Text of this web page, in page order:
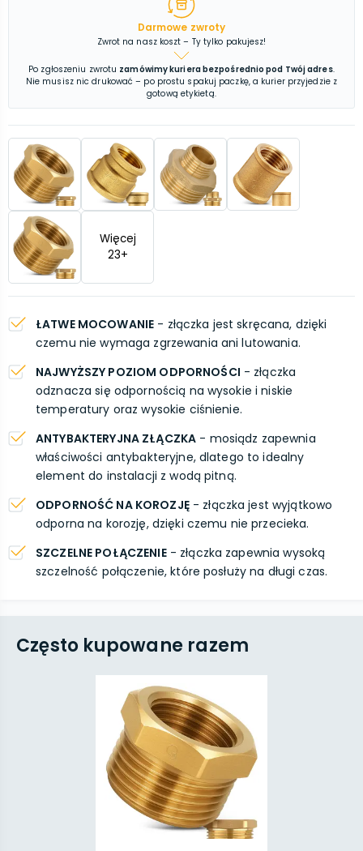
Darmowe zwroty
Zwrot na nasz koszt – Ty tylko pakujesz!
Po zgłoszeniu zwrotu zamówimy kuriera bezpośrednio pod Twój adres.
Nie musisz nic drukować – po prostu spakuj paczkę, a kurier przyjedzie z
gotową etykietą.
Więcej
23+
ŁATWE MOCOWANIE - złączka jest skręcana, dzięki
czemu nie wymaga zgrzewania ani lutowania.
NAJWYŻSZY POZIOM ODPORNOŚCI - złączka
odznacza się odpornością na wysokie i niskie
temperatury oraz wysokie ciśnienie.
ANTYBAKTERYJNA ZŁĄCZKA - mosiądz zapewnia
właściwości antybakteryjne, dlatego to idealny
element do instalacji z wodą pitną.
ODPORNOŚĆ NA KOROZJĘ- złączka jest wyjątkowo
odporna na korozję, dzięki czemu nie przecieka.
SZCZELNE POŁĄCZENIE- złączka zapewnia wysoką
szczelność połączenie, które posłuży na długi czas.
Często kupowane razem